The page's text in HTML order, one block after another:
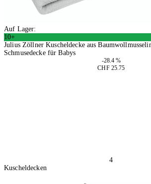
Auf Lager:
10+
Julius Zöllner Kuscheldecke aus
Schmusedecke für Babys
-28.4 %
CHF 25.75
4
Kuscheldecken